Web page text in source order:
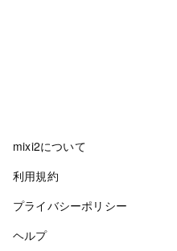
mixi2について
利用規約
プライバシーポリシー
ヘルプ